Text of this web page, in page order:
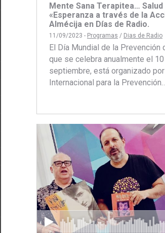
Mente Sana Terapitea…
«Esperanza a través de la
Almécija en Días de Radio.
11/09/2023 - Programas / Dias de Radio
El Día Mundial de la Prevención
que se celebra anualmente el
septiembre, está organizado
Internacional para la Prevención…